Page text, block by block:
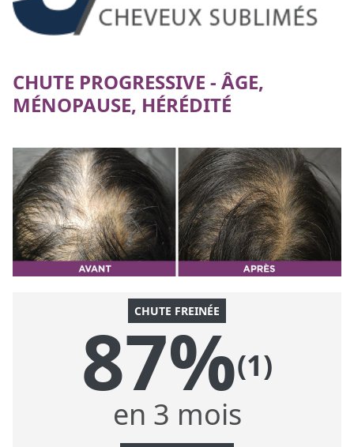
CHUTE PROGRESSIVE - ÂGE,
MÉNOPAUSE, HÉRÉDITÉ
CHUTE FREINÉE
87%(1)
en 3 mois